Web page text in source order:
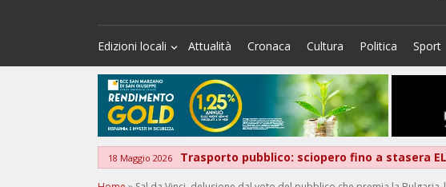
Edizioni locali Attualità Cronaca Cultura Politica Sport
18 Maggio 2026 Trasporto pubblico: sciopero fino a stasera